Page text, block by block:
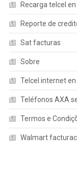
Recarga telcel
Reporte de
Sat facturas
Sobre
Telcel internet
Teléfonos AXA
Termos e
Walmart